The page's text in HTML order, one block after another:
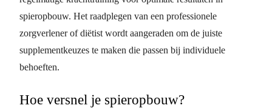
spieropbouw. Het raadplegen van een professionele
zorgverlener of diëtist wordt aangeraden om de juiste
supplementkeuzes te maken die passen bij individuele
behoeften.
Hoe versnel je spieropbouw?